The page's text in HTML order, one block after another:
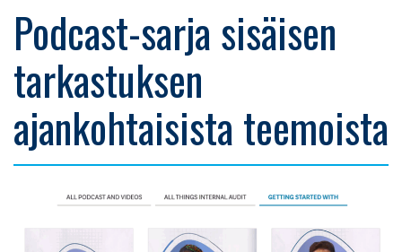
Podcast-sarja sisäisen
tarkastuksen
ajankohtaisista teemoista